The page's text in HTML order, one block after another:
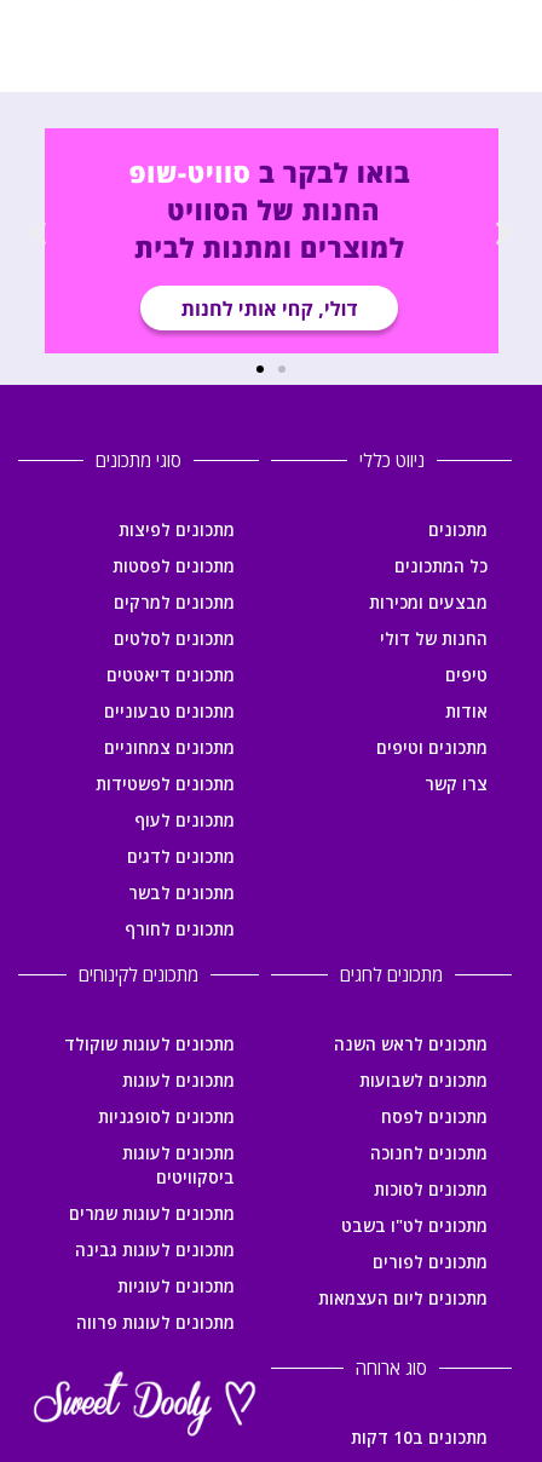
ניווט כללי
מתכונים
כל המתכונים
מבצעים ומכירות
החנות של דולי
טיפים
אודות
מתכונים וטיפים
צרו קשר
סוגי מתכונים
מתכונים לפיצות
מתכונים לפסטות
מתכונים למרקים
מתכונים לסלטים
מתכונים דיאטטים
מתכונים טבעוניים
מתכונים צמחוניים
מתכונים לפשטידות
מתכונים לעוף
מתכונים לדגים
מתכונים לבשר
מתכונים לחורף
מתכונים לחגים
מתכונים לראש השנה
מתכונים לשבועות
מתכונים לפסח
מתכונים לחנוכה
מתכונים לסוכות
מתכונים לט"ו בשבט
מתכונים לפורים
מתכונים ליום העצמאות
מתכונים לקינוחים
מתכונים לעוגות שוקולד
מתכונים לעוגות
מתכונים לסופגניות
מתכונים לעוגות
ביסקוויטים
מתכונים לעוגות שמרים
מתכונים לעוגות גבינה
מתכונים לעוגיות
מתכונים לעוגות פרווה
סוג ארוחה
מתכונים ב10 דקות